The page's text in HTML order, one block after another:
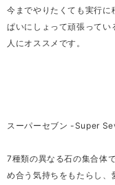
今までやりたくても実行に
ぱいにしょって頑張ってい
人にオススメです。
スーパーセブン -Super
7種類の異なる石の集合体
め合う気持ちをもたらし、